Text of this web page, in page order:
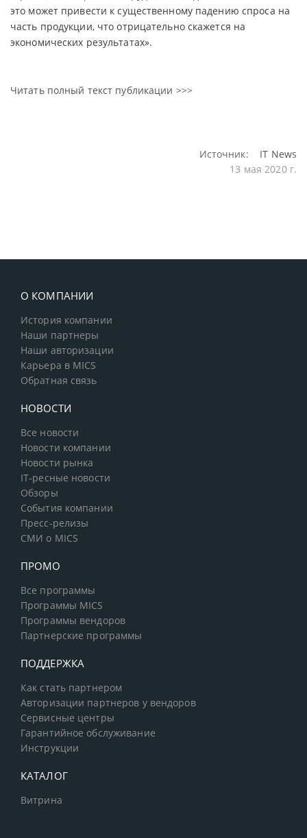
это может привести к существенному падению спроса на
часть продукции, что отрицательно скажется на
экономических результатах».
Читать полный текст публикации >>>
Источник: IT News
13 мая 2020 г.
О КОМПАНИИ
История компании
Наши партнеры
Наши авторизации
Карьера в MICS
Обратная связь
НОВОСТИ
Все новости
Новости компании
Новости рынка
IT-ресные новости
Обзоры
События компании
Пресс-релизы
СМИ о MICS
ПРОМО
Все программы
Программы MICS
Программы вендоров
Партнерские программы
ПОДДЕРЖКА
Как стать партнером
Авторизации партнеров у вендоров
Сервисные центры
Гарантийное обслуживание
Инструкции
КАТАЛОГ
Витрина